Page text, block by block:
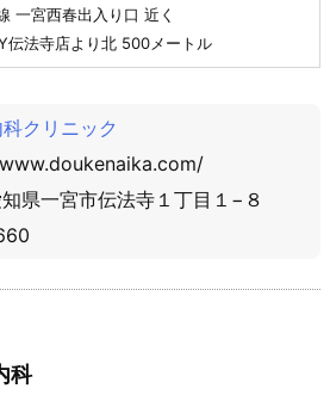
一宮西春出入り口 近く
伝法寺店より北 500メートル
クリニック
県一宮市伝法寺１丁目１−８
科